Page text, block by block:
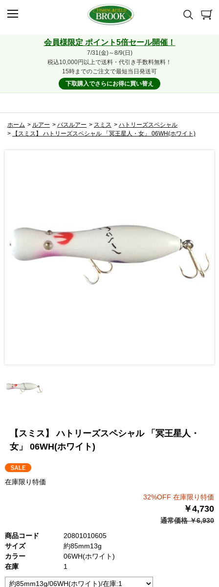
会員様限定 ポイント5倍セール開催！
7/31(金)～8/9(日)
税込10,000円以上で送料・代引き手数料無料！
15時までのご注文で最短当日発送可
下取購入でさらにお得に買い替え
ホーム > ルアー > バスルアー > スミス > ハトリーズスペシャル
>
【スミス】 ハトリーズスペシャル 「冥王星人・女」 06WH(ホワイト)
【スミス】 ハトリーズスペシャル 「冥王星人・
女」 06WH(ホワイト)
在庫限り特価
32%OFF 在庫限り特価
￥4,730
通常価格 ￥6,930
商品コード
20801010605
サイズ
約85mm13g
カラー
06WH(ホワイト)
在庫
1